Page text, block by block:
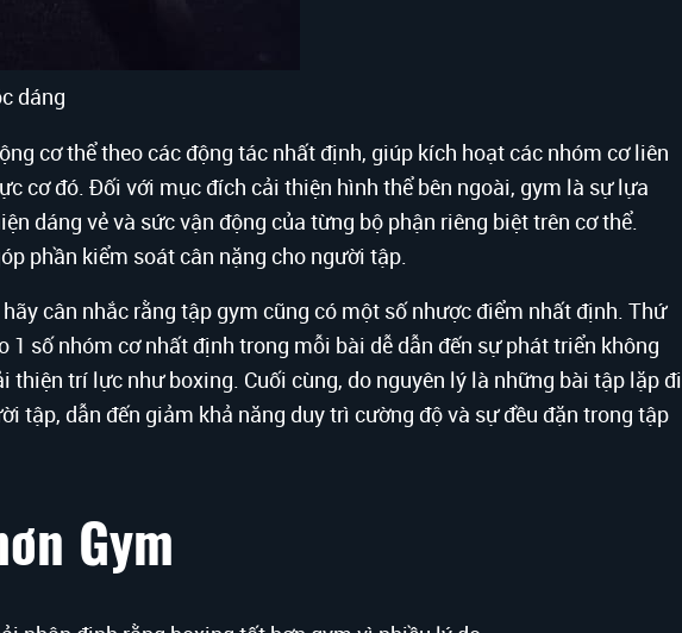
dáng
cơ thể theo các động tác nhất định, giúp kích hoạt các nhóm cơ liên
cơ đó. Đối với mục đích cải thiện hình thể bên ngoài, gym là sự lựa
dáng vẻ và sức vận động của từng bộ phận riêng biệt trên cơ thể.
phần kiểm soát cân nặng cho người tập.
cân nhắc rằng tập gym cũng có một số nhược điểm nhất định. Thứ
số nhóm cơ nhất định trong mỗi bài dễ dẫn đến sự phát triển không
thiện trí lực như boxing. Cuối cùng, do nguyên lý là những bài tập lặp đi
tập, dẫn đến giảm khả năng duy trì cường độ và sự đều đặn trong tập
Gym